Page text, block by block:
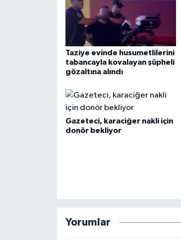
Taziye evinde husumetlilerini
tabancayla kovalayan şüpheli
gözaltına alındı
Gazeteci, karaciğer nakli için
donör bekliyor
Yorumlar